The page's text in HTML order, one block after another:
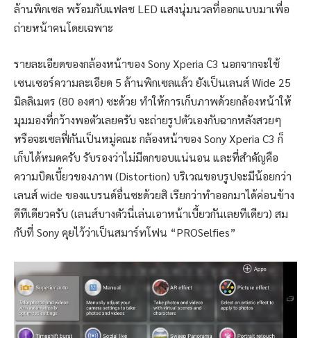
ล้านพิกเซล พร้อมกับแฟลช LED แสงนุ่มนวลที่ออกแบบมาเพื่อ
ถ่ายหน้าคนโดยเฉพาะ
รายละเอียดของกล้องหน้าของ Sony Xperia C3 นอกจากจะใช้
เซนเซอร์ความละเอียด 5 ล้านพิกเซลแล้ว ยังเป็นเลนส์ Wide 25
มิลลิเมตร (80 องศา) ซะด้วย ทำให้การเก็บภาพด้วยกล้องหน้าให้
มุมมองที่กว้างพอตัวเลยครับ จะถ่ายรูปตัวเองกับฉากหลังสวยๆ
หรือจะเซลฟี่กันเป็นหมู่คณะ กล้องหน้าของ Sony Xperia C3 ก็
เก็บได้หมดครับ รับรองว่าไม่มีตกขอบแน่นอน และที่สำคัญคือ
ความบิดเบี้ยวของภาพ (Distortion) บริเวณขอบรูปจะมีน้อยกว่า
เลนส์ wide ของแบรนด์อื่นซะด้วยสิ เรียกว่าทำออกมาได้ค่อนข้าง
ดีทีเดียวครับ (เลนส์บางตัวนี่เล่นเอาหน้าเบี้ยวกันเลยทีเดียว) สม
กับที่ Sony คุยไว้ว่าเป็นสมาร์ทโฟน “PROSelfies”